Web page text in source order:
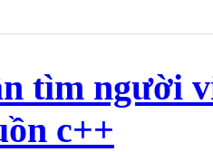
tìm người
c++